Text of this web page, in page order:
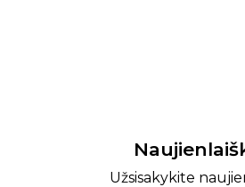
Užsisakykite